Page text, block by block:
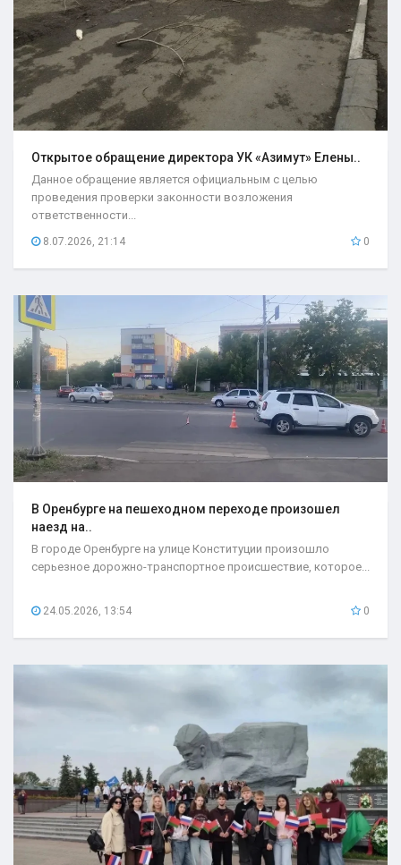
Открытое обращение директора УК «Азимут» Елены..
Данное обращение является официальным с целью
проведения проверки законности возложения
ответственности...
8.07.2026, 21:14 0
В Оренбурге на пешеходном переходе произошел
наезд на..
В городе Оренбурге на улице Конституции произошло
серьезное дорожно-транспортное происшествие, которое...
24.05.2026, 13:54 0